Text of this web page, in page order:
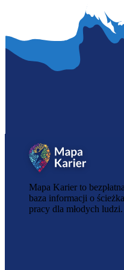
Mapa Karier to
baza informacji o
pracy dla młodych ludzi.